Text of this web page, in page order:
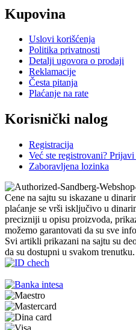
Kupovina
Uslovi korišćenja
Politika privatnosti
Detalji ugovora o prodaji
Reklamacije
Česta pitanja
Plaćanje na rate
Korisnički nalog
Registracija
Već ste registrovani? Prijavi
Zaboravljena lozinka
Cene na sajtu su iskazane u
plaćanje se vrši isključivo u
precizniji u opisu proizvoda,
možemo garantovati da su sve
Svi artikli prikazani na sajtu su
da su dostupni u svakom trenutku.